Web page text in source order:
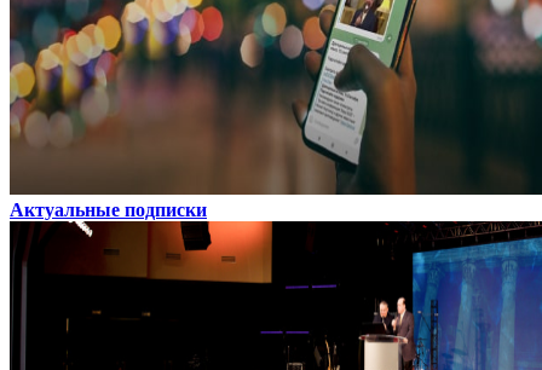
Актуальные подписки